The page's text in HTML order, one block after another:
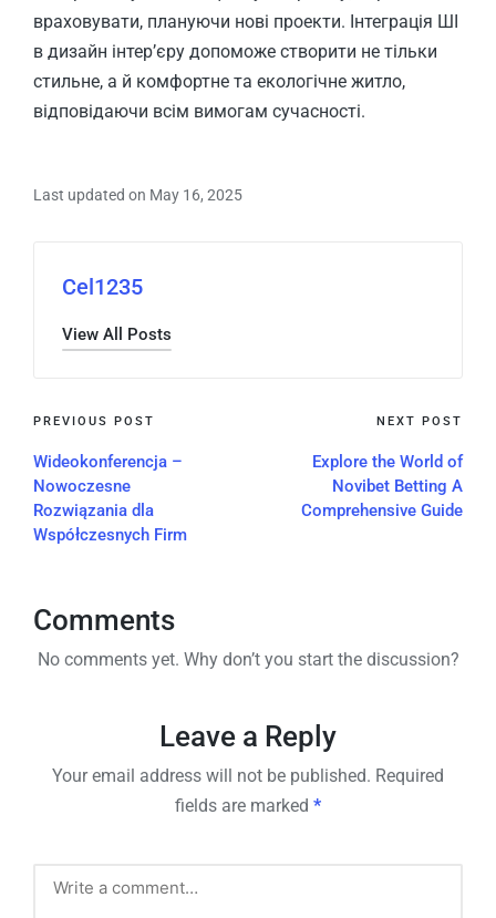
враховувати, плануючи нові проекти. Інтеграція ШІ
в дизайн інтер’єру допоможе створити не тільки
стильне, а й комфортне та екологічне житло,
відповідаючи всім вимогам сучасності.
Last updated on May 16, 2025
Cel1235
View All Posts
PREVIOUS POST
Wideokonferencja –
Nowoczesne
Rozwiązania dla
Współczesnych Firm
NEXT POST
Explore the World of
Novibet Betting A
Comprehensive Guide
Comments
No comments yet. Why don’t you start the discussion?
Leave a Reply
Your email address will not be published. Required
fields are marked *